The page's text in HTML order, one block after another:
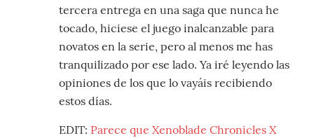
tercera entrega en una saga que nunca he
tocado, hiciese el juego inalcanzable para
novatos en la serie, pero al menos me has
tranquilizado por ese lado. Ya iré leyendo las
opiniones de los que lo vayáis recibiendo
estos días.
EDIT: Parece que Xenoblade Chronicles X